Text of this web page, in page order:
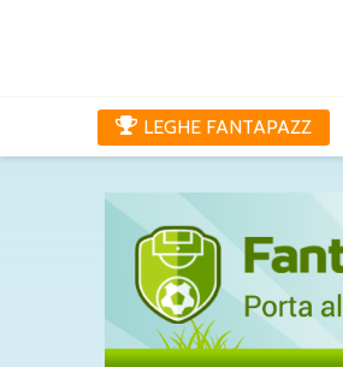
LEGHE FANTAPAZZ